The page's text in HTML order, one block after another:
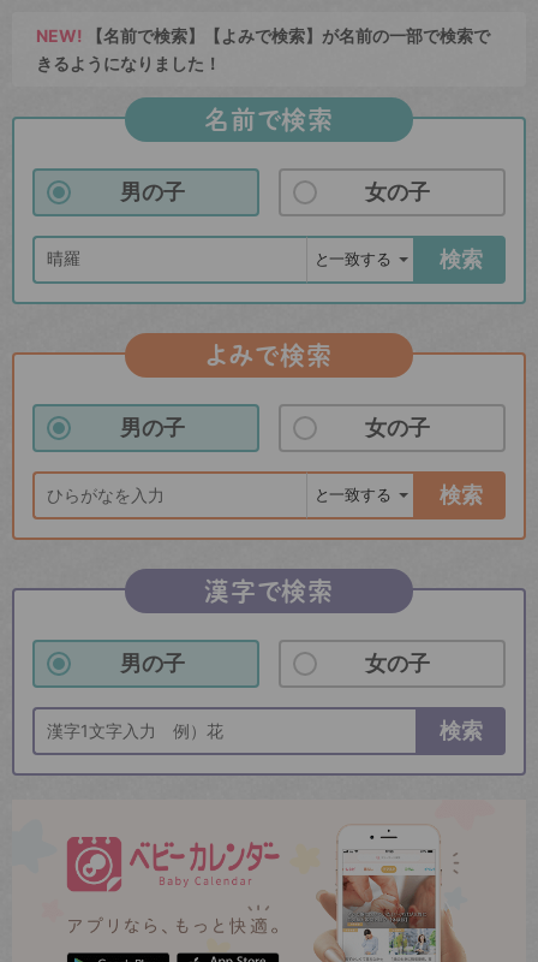
NEW! 【名前で検索】【よみで検索】が名前の一部で検索で
きるようになりました！
名前で検索
男の子 女の子
検索
よみで検索
男の子 女の子
検索
漢字で検索
男の子 女の子
検索